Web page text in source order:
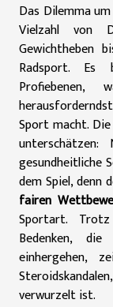
Das Dilemma um
Vielzahl von
Gewichtheben
Radsport.
Sport macht. Die
gesundheitliche
dem Spiel, denn
fairen
Sportart.
Bedenken,
einhergehen,
verwurzelt ist.